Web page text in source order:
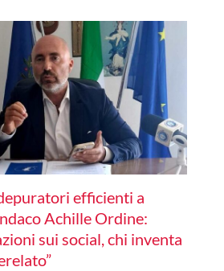
efficienti a
Achille Ordine:
sui social, chi inventa